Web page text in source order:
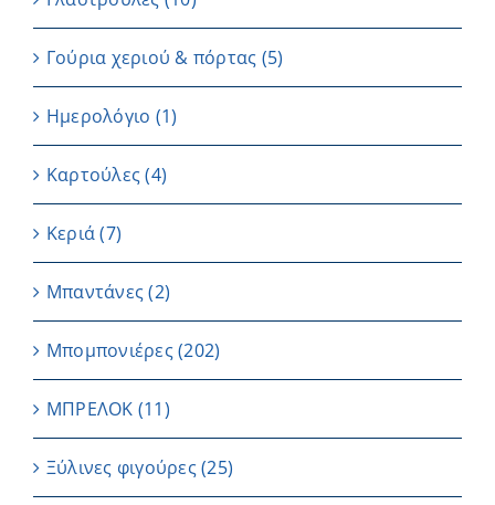
Γούρια χεριού & πόρτας (5)
Ημερολόγιο (1)
Καρτούλες (4)
Κεριά (7)
Μπαντάνες (2)
Μπομπονιέρες(202)
ΜΠΡΕΛΟΚ (11)
Ξύλινες φιγούρες(25)